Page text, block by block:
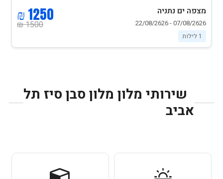
מצפה ים נתניה
07/08/2626 - 22/08/2626
1 לילות
1500 ₪
1250 ₪
שירותי מלון מלון סבן סיז תל
אביב